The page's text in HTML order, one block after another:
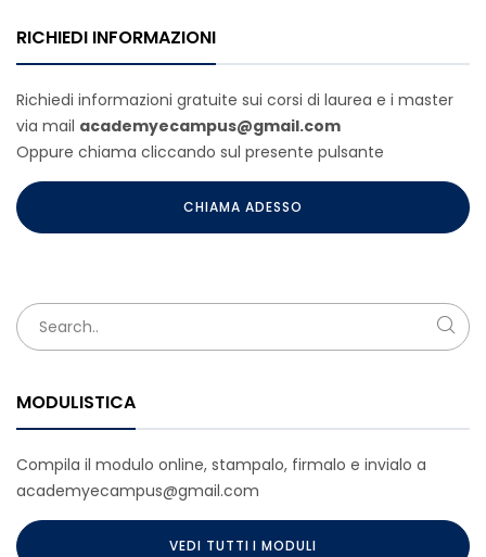
RICHIEDI INFORMAZIONI
Richiedi informazioni gratuite sui corsi di laurea e i master
via mail academyecampus@gmail.com
Oppure chiama cliccando sul presente pulsante
CHIAMA ADESSO
MODULISTICA
Compila il modulo online, stampalo, firmalo e invialo a
academyecampus@gmail.com
VEDI TUTTI I MODULI